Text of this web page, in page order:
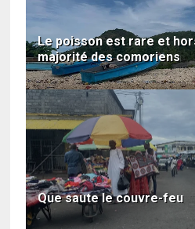
Le poisson est rare et
majorité des comoriens
Que saute le couvre-feu